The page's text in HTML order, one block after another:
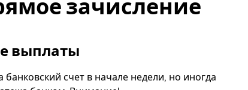
зачисление
выплаты
счет в начале недели, но иногда